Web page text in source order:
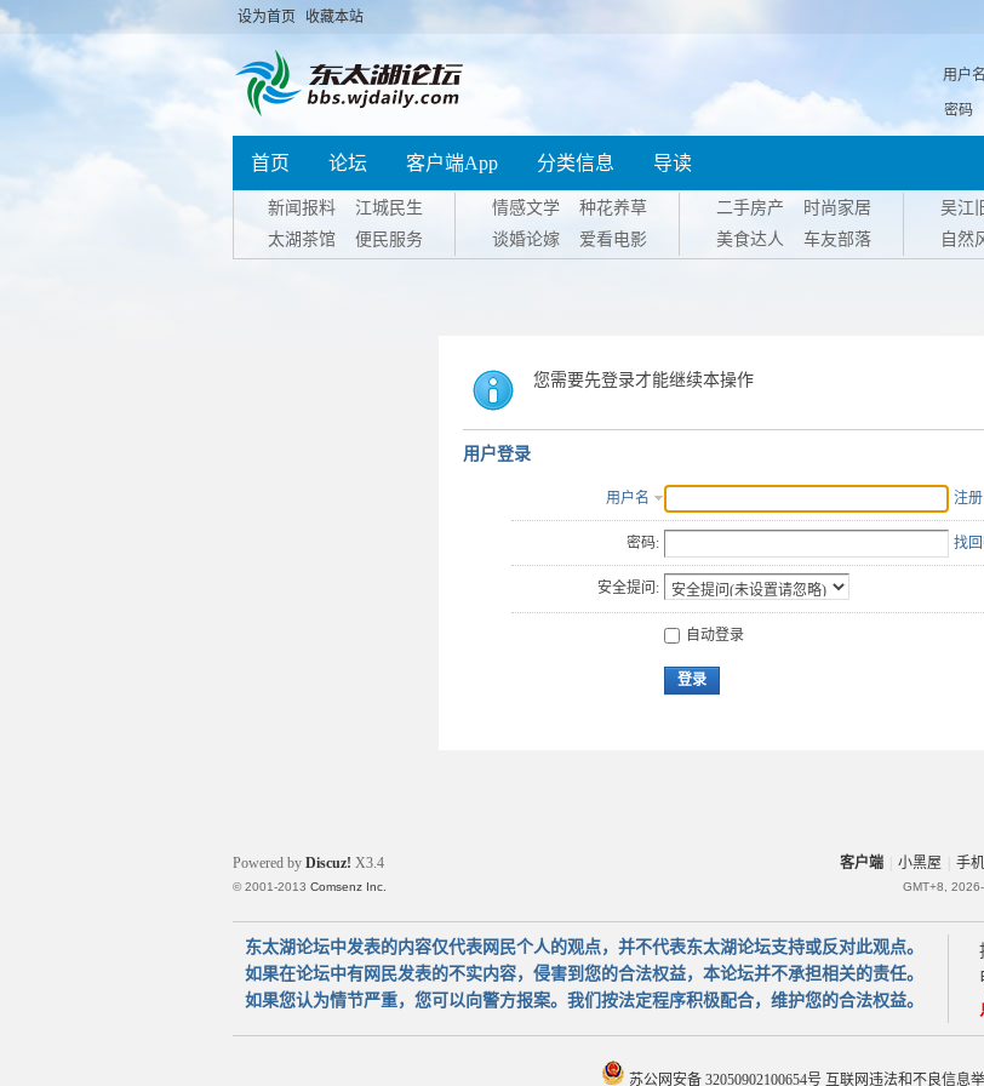
设为首页 收藏本站
用户名
密码
首页 论坛 客户端App 分类信息 导读
新闻报料
江城民生
太湖茶馆
便民服务
情感文学
种花养草
谈婚论嫁
爱看电影
二手房产
时尚家居
美食达人
车友部落
吴江
自然
您需要先登录才能继续本操作
用户登录
用户名 注册
密码: 找
安全提问:
自动登录
登录
客户端 小黑屋 手
GMT+8,
Powered by Discuz! X3.4
© 2001-2013 Comsenz Inc.
东太湖论坛中发表的内容仅代表网民个人的观点，并不代表东太湖论坛支持或反对此观点。
如果在论坛中有网民发表的不实内容，侵害到您的合法权益，本论坛并不承担相关的责任。
如果您认为情节严重，您可以向警方报案。我们按法定程序积极配合，维护您的合法权益。
苏公网安备 32050902100654号 互联网违法和不良信息